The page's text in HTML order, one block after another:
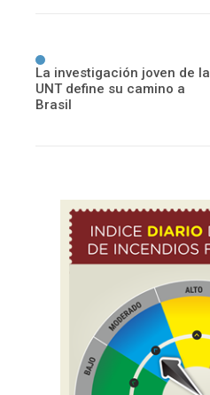
La investigación joven de la
UNT define su camino a
Brasil